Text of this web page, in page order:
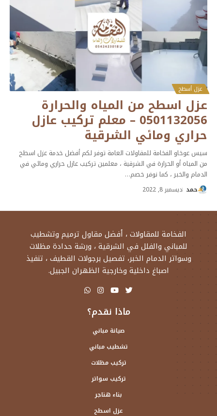
عزل أسطح
عزل اسطح من المياه والحرارة
0501132056 – معلم تركيب عازل
حراري ومائي الشرقية
سيس عوخاو الفخامة للمقاولات العامة توفر لكم أفضل خدمة عزل اسطح
من المياه أو الحرارة في الشرقية ، معلمين تركيب عازل حراري ومائي في
الدمام والخبر ، كما نوفر خصم…
حمد ديسمبر 8, 2022
الفخامة للمقاولات ، أفضل مقاول ترميم وتشطيب
للمباني والفلل في الشرقية ، ورشة حدادة مظلات
وسواتر الدمام الخبر، تفصيل برجولات القطيف ، تنفيذ
اصباغ داخلية وخارجية الظهران الجبيل.
ماذا نقدم؟
صيانة مباني
تشطيب مباني
تركيب مظلات
تركيب سواتر
بناء هناجر
عزل اسطح